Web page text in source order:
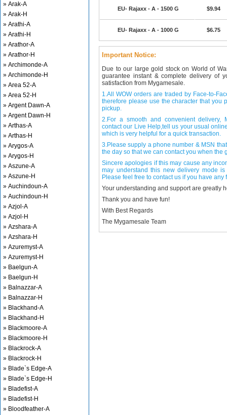
» Arak-A
» Arak-H
» Arathi-A
» Arathi-H
» Arathor-A
» Arathor-H
» Archimonde-A
» Archimonde-H
» Area 52-A
» Area 52-H
» Argent Dawn-A
» Argent Dawn-H
» Arthas-A
» Arthas-H
» Arygos-A
» Arygos-H
» Aszune-A
» Aszune-H
» Auchindoun-A
» Auchindoun-H
» Azjol-A
» Azjol-H
» Azshara-A
» Azshara-H
» Azuremyst-A
» Azuremyst-H
» Baelgun-A
» Baelgun-H
» Balnazzar-A
» Balnazzar-H
» Blackhand-A
» Blackhand-H
» Blackmoore-A
» Blackmoore-H
» Blackrock-A
» Blackrock-H
» Blade`s Edge-A
» Blade`s Edge-H
» Bladefist-A
» Bladefist-H
» Bloodfeather-A
EU- Rajaxx - A - 1500 G $9.94
EU- Rajaxx - A - 1000 G $6.75
Important Notice:
Due to our large gold stock on World of
guarantee instant & complete delivery of
satisfaction from Mygamesale.
1.All WOW orders are traded by Face-to-
therefore please use the character that you
pickup.
2.For a smooth and convenient delivery,
contact our Live Help,tell us your usual
which is very helpful for a quick transaction.
3.Please supply a phone number & MSN
the day so that we can contact you when the
Sincere apologies if this may cause any
may understand this new delivery mode
Please feel free to contact us if you have any
Your understanding and support are greatly
Thank you and have fun!
With Best Regards
The Mygamesale Team